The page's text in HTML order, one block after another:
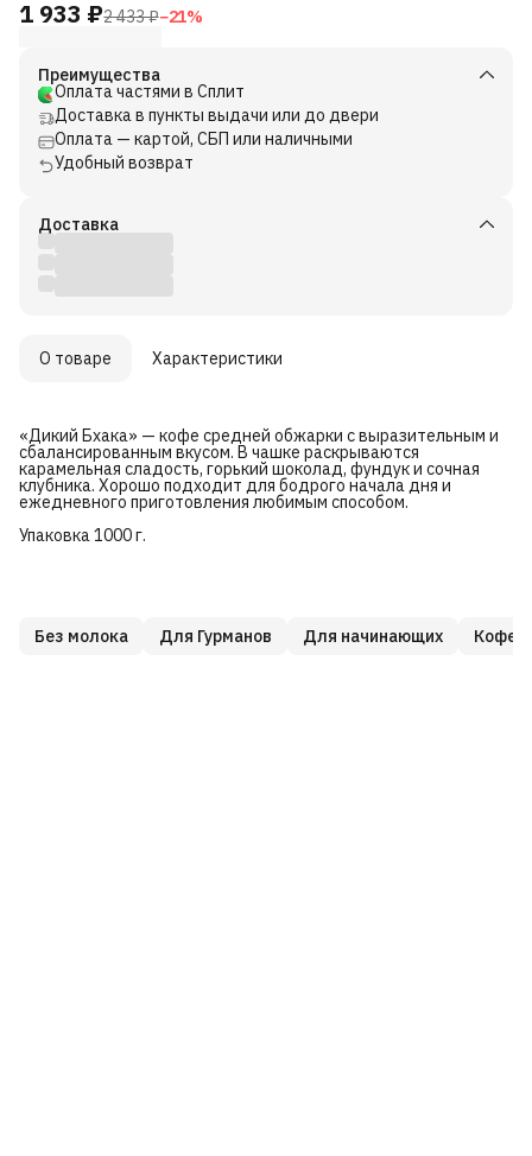
1 933 ₽2 433 ₽−21%
Преимущества
Оплата частями в Сплит
Доставка в пункты выдачи или до двери
Оплата — картой, СБП или наличными
Удобный возврат
Доставка
О товаре Характеристики
«Дикий Бхака» — кофе средней обжарки с выразительным и
сбалансированным вкусом. В чашке раскрываются
карамельная сладость, горький шоколад, фундук и сочная
клубника. Хорошо подходит для бодрого начала дня и
ежедневного приготовления любимым способом.
Упаковка 1000 г.
Без молока Для Гурманов Для начинающих Кофе в